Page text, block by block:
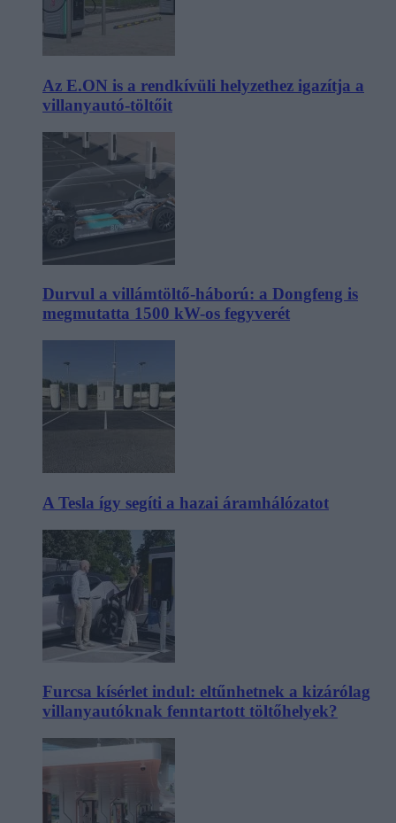
Az E.ON is a rendkívüli helyzethez igazítja a
villanyautó-töltőit
Durvul a villámtöltő-háború: a Dongfeng is
megmutatta 1500 kW-os fegyverét
A Tesla így segíti a hazai áramhálózatot
Furcsa kísérlet indul: eltűnhetnek a kizárólag
villanyautóknak fenntartott töltőhelyek?